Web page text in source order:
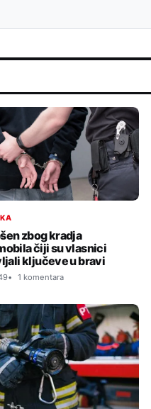
zbog kradja
čiji su vlasnici
ključeve u bravi
1 komentara